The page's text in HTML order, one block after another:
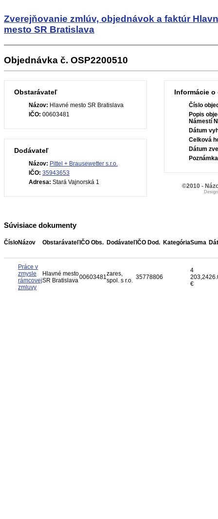
Zverejňovanie zmlúv, objednávok a faktúr
mesto SR Bratislava
Objednávka č. OSP2200510
Obstarávateľ
Názov: Hlavné mesto SR Bratislava
IČO: 00603481
Dodávateľ
Názov: Pittel + Brausewetter s.r.o.
IČO: 35943653
Adresa: Stará Vajnorská 1
Informácie
Číslo
Popis
Námestí
Dátum
Celková
Dátum
Súvisiace dokumenty
ČísloNázov Obstarávateľ IČO Obs. Dodávateľ IČO Dod. KategóriaSuma
Práce v
zmysle
rámcovej
zmluvy
Hlavné mesto
SR Bratislava00603481zares,
spol. s r.o. 35778806
4
203,24
€
©2010 -